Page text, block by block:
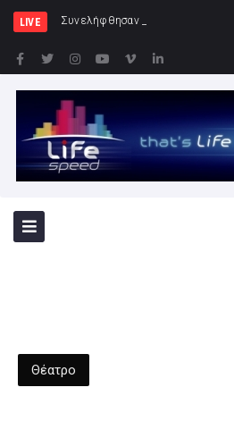
LIVE Συνελήφθησαν 2 άτομα για
Θέατρο